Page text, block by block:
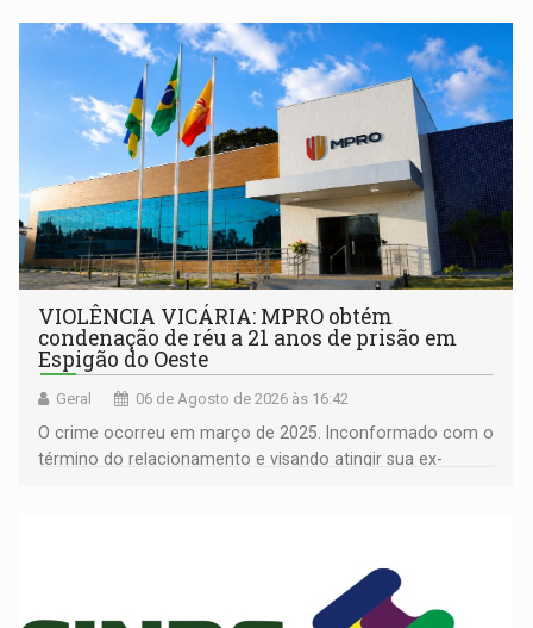
comunidade
VIOLÊNCIA VICÁRIA: MPRO obtém
condenação de réu a 21 anos de prisão em
Espigão do Oeste
Geral 06 de Agosto de 2026 às 16:42
O crime ocorreu em março de 2025. Inconformado com o
término do relacionamento e visando atingir sua ex-